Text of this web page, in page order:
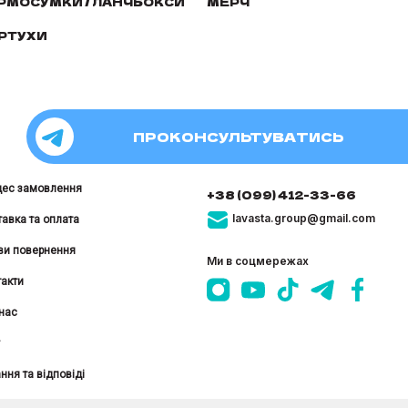
замовлення
та оплата
повернення
та відповіді
ПРОКОНСУЛЬТУВАТИСЬ
+38 (099) 412-33-66
Ми в соцмережах
lavasta.group@gmail.com